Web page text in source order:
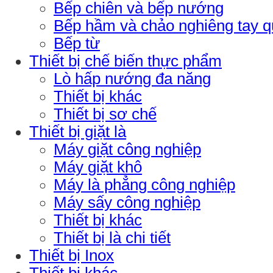
Bếp chiên và bếp nướng
Bếp hầm và chảo nghiêng tay
Bếp từ
Thiết bị chế biến thực phẩm
Lò hấp nướng đa năng
Thiết bị khác
Thiết bị sơ chế
Thiết bị giặt là
Máy giặt công nghiệp
Máy giặt khô
Máy là phẳng công nghiệp
Máy sấy công nghiệp
Thiết bị khác
Thiết bị là chi tiết
Thiết bị Inox